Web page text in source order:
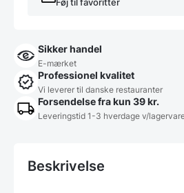
Føj til favoritter
Sikker handel
E-mærket
Professionel kvalitet
Vi leverer til danske restauranter
Forsendelse fra kun 39 kr.
Leveringstid 1-3 hverdage v/
Beskrivelse